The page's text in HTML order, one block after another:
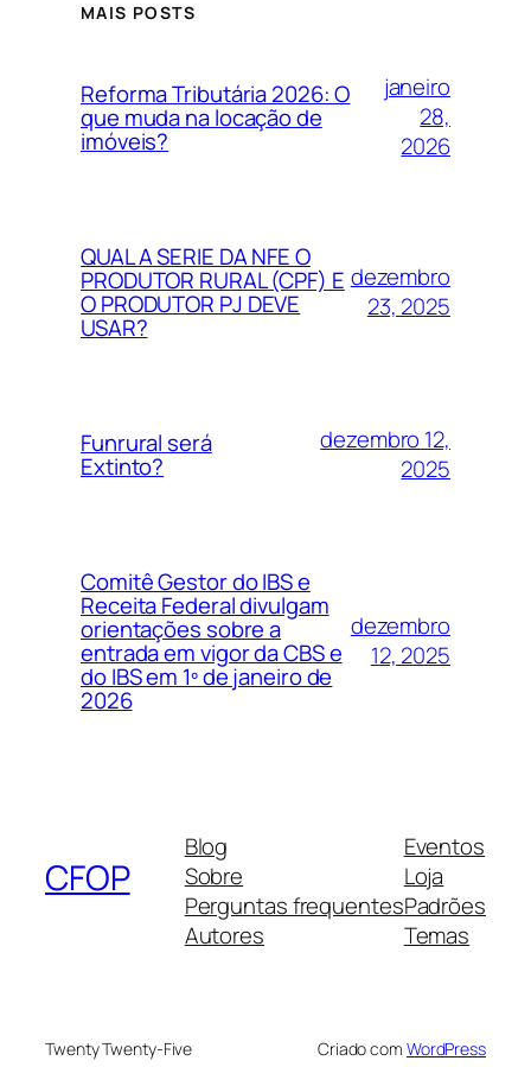
MAIS POSTS
Reforma Tributária 2026: O
que muda na locação de
imóveis?
janeiro
28,
2026
QUAL A SERIE DA NFE O
PRODUTOR RURAL (CPF) E
O PRODUTOR PJ DEVE
USAR?
dezembro
23, 2025
Funrural será
Extinto?
dezembro 12,
2025
Comitê Gestor do IBS e
Receita Federal divulgam
orientações sobre a
entrada em vigor da CBS e
do IBS em 1º de janeiro de
2026
dezembro
12, 2025
CFOP
Blog
Sobre
Perguntas frequentes
Autores
Eventos
Loja
Padrões
Temas
Twenty Twenty-Five Criado com WordPress